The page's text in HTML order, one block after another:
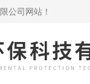
公司网站！